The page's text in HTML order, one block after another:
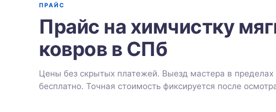
ПРАЙС
Прайс на химчистку
ковров в СПб
Цены без скрытых платежей. Выезд мастера в
бесплатно. Точная стоимость фиксируется после